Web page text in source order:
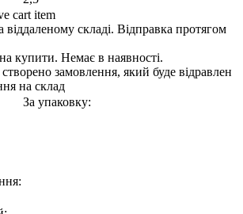
віддаленому складі. Відправка протягом
купити. Немає в наявності.
замовлення, який буде відравлен
на склад
За упаковку: